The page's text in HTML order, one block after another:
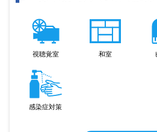
視聴覚室 和室
感染症対策